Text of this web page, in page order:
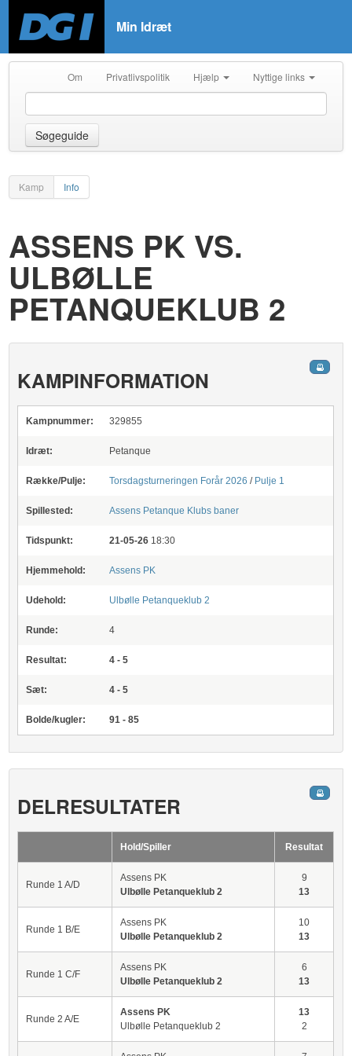
Min Idræt
Om Privatlivspolitik Hjælp Nyttige links
Søgeguide
Kamp Info
ASSENS PK VS.
ULBØLLE
PETANQUEKLUB 2
KAMPINFORMATION
Kampnummer: 329855
Idræt: Petanque
Række/Pulje: Torsdagsturneringen Forår 2026 / Pulje 1
Spillested: Assens Petanque Klubs baner
Tidspunkt: 21-05-26 18:30
Hjemmehold: Assens PK
Udehold: Ulbølle Petanqueklub 2
Runde: 4
Resultat: 4 - 5
Sæt: 4 - 5
Bolde/kugler: 91 - 85
DELRESULTATER
Hold/Spiller Resultat
Runde 1 A/D
Assens PK
Ulbølle Petanqueklub 2
9
13
Runde 1 B/E
Assens PK
Ulbølle Petanqueklub 2
10
13
Runde 1 C/F
Assens PK
Ulbølle Petanqueklub 2
6
13
Runde 2 A/E
Assens PK
Ulbølle Petanqueklub 2
13
2